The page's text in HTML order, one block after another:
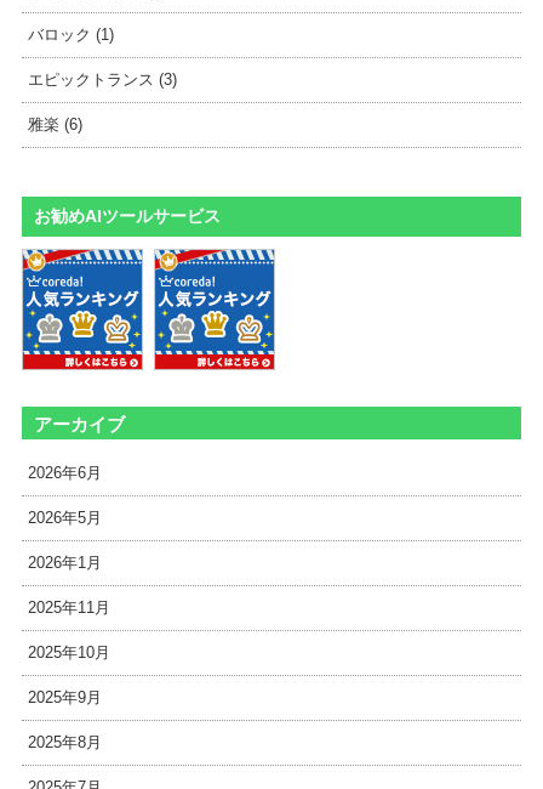
バロック (1)
エピックトランス (3)
雅楽 (6)
お勧めAIツールサービス
アーカイブ
2026年6月
2026年5月
2026年1月
2025年11月
2025年10月
2025年9月
2025年8月